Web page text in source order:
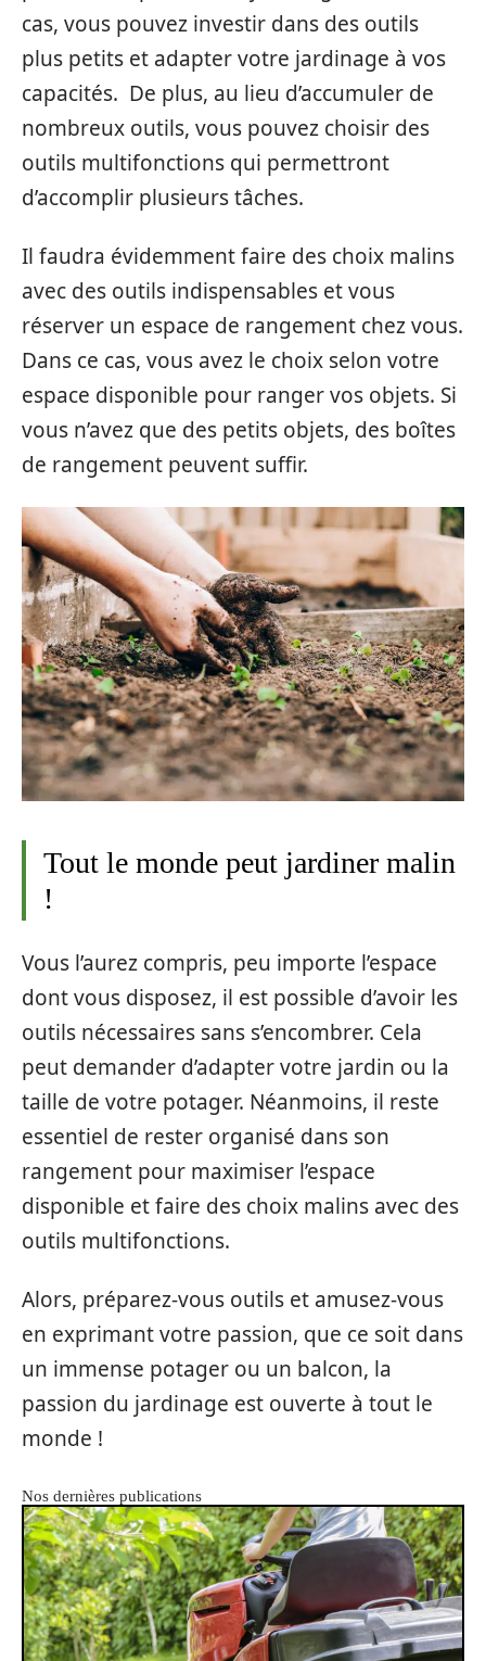
cas, vous pouvez investir dans des outils
plus petits et adapter votre jardinage à vos
capacités. De plus, au lieu d’accumuler de
nombreux outils, vous pouvez choisir des
outils multifonctions qui permettront
d’accomplir plusieurs tâches.
Il faudra évidemment faire des choix malins
avec des outils indispensables et vous
réserver un espace de rangement chez vous.
Dans ce cas, vous avez le choix selon votre
espace disponible pour ranger vos objets. Si
vous n’avez que des petits objets, des boîtes
de rangement peuvent suffir.
Tout le monde peut jardiner malin
!
Vous l’aurez compris, peu importe l’espace
dont vous disposez, il est possible d’avoir les
outils nécessaires sans s’encombrer. Cela
peut demander d’adapter votre jardin ou la
taille de votre potager. Néanmoins, il reste
essentiel de rester organisé dans son
rangement pour maximiser l’espace
disponible et faire des choix malins avec des
outils multifonctions.
Alors, préparez-vous outils et amusez-vous
en exprimant votre passion, que ce soit dans
un immense potager ou un balcon, la
passion du jardinage est ouverte à tout le
monde !
Nos dernières publications